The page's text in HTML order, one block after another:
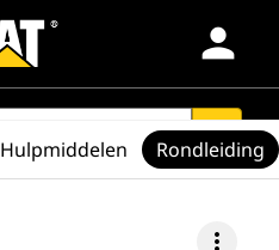
person
search
more_vert
Hulpmiddelen Rondleiding